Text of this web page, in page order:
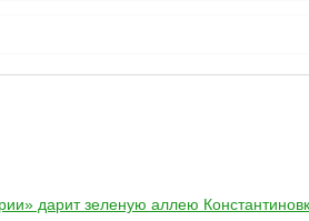
дарит зеленую аллею